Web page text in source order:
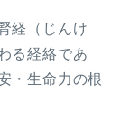
経（じんけ
る経絡であ
・生命力の根